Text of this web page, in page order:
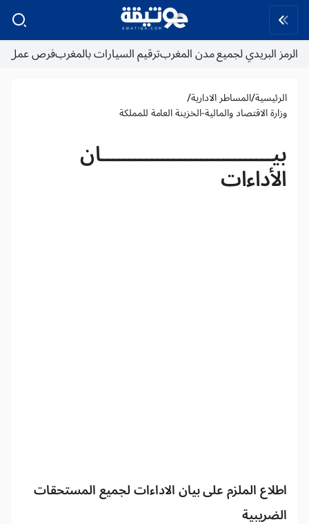
الرمز البريدي لجميع مدن المغربترقيم السيارات بالمغربفرص عمل
الرئيسية/المساطر الادارية/
وزارة الاقتصاد والمالية-الخزينة العامة للمملكة
بيـــــــــــــــــــــــــــــــان
الأداءات
اطلاع الملزم على بيان الاداءات لجميع المستحقات
الضريبية